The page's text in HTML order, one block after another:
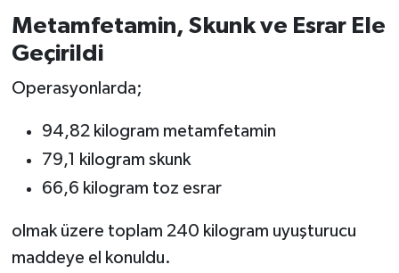
Metamfetamin, Skunk ve Esrar Ele
Geçirildi
Operasyonlarda;
94,82 kilogram metamfetamin
79,1 kilogram skunk
66,6 kilogram toz esrar
olmak üzere toplam 240 kilogram uyuşturucu
maddeye el konuldu.
Yaşam